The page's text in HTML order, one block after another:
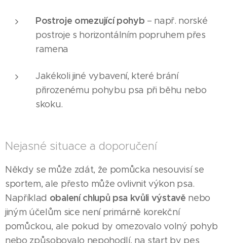
Postroje omezující pohyb – např. norské
postroje s horizontálním popruhem přes
ramena
Jakékoli jiné vybavení, které brání
přirozenému pohybu psa při běhu nebo
skoku.
Nejasné situace a doporučení
Někdy se může zdát, že pomůcka nesouvisí se
sportem, ale přesto může ovlivnit výkon psa.
Například obalení chlupů psa kvůli výstavě nebo
jiným účelům sice není primárně korekční
pomůckou, ale pokud by omezovalo volný pohyb
nebo způsobovalo nepohodlí, na start by pes